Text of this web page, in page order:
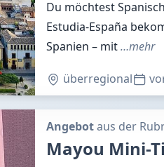
Du möchtest
Estudia-España
Spanien – mit…mehr
überregional
Angebotaus der
Mayou Mini-